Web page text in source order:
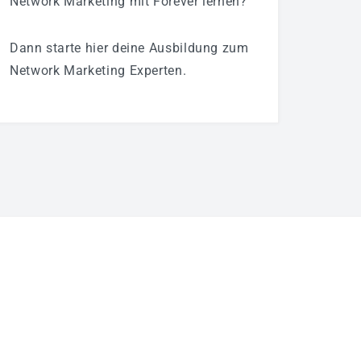
Dann starte hier deine Ausbildung zum
Network Marketing Experten.